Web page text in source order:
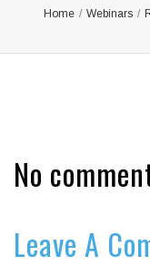
Home / Webinars /
No
Leave A